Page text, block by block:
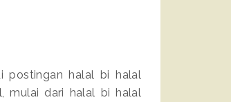
postingan halal bi halal
mulai dari halal bi halal